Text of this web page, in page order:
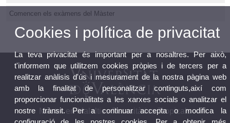
Comencen els exàmens del Màster
Màster en Malalties Parasitàries Tropicals
Cookies i política de privacitat
La teva privacitat és important per a nosaltres. Per això,
t'informem que utilitzem cookies pròpies i de tercers per a
realitzar anàlisis d'ús i mesurament de la nostra pàgina web
amb la finalitat de personalitzar continguts,així com
proporcionar funcionalitats a les xarxes socials o analitzar el
nostre trànsit. Per a continuar accepta o modifica la